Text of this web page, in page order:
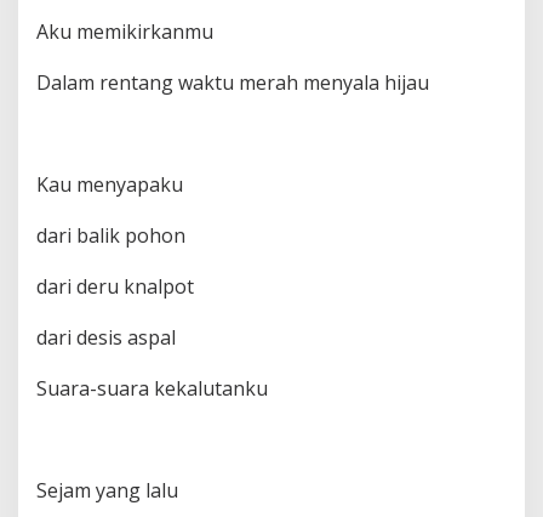
Aku memikirkanmu
Dalam rentang waktu merah menyala hijau
Kau menyapaku
dari balik pohon
dari deru knalpot
dari desis aspal
Suara-suara kekalutanku
Sejam yang lalu